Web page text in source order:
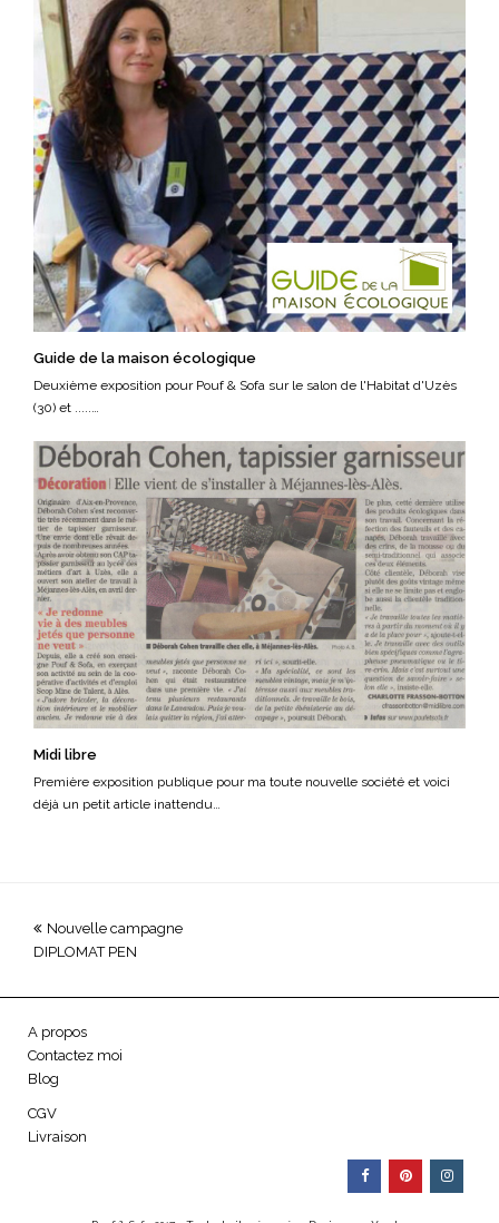
Guide de la maison écologique
Deuxième exposition pour Pouf & Sofa sur le salon de l'Habitat d'Uzès
(30) et .....…
Midi libre
Première exposition publique pour ma toute nouvelle société et voici
déjà un petit article inattendu…
previous
post:
Nouvelle campagne
DIPLOMAT PEN
A propos
Contactez moi
Blog
CGV
Livraison
facebookpinterest